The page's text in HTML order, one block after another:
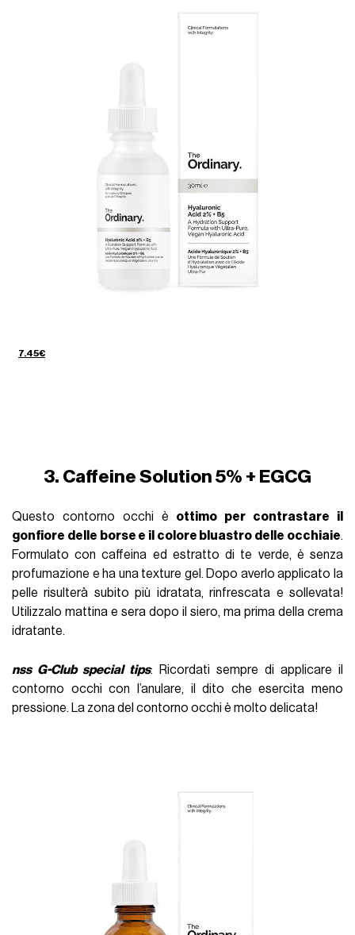
7.45€
3. Caffeine Solution 5% + EGCG
Questo contorno occhi è ottimo per contrastare il
gonfiore delle borse e il colore bluastro delle occhiaie.
Formulato con caffeina ed estratto di te verde, è senza
profumazione e ha una texture gel. Dopo averlo applicato la
pelle risulterà subito più idratata, rinfrescata e sollevata!
Utilizzalo mattina e sera dopo il siero, ma prima della crema
idratante.
nss G-Club special tips: Ricordati sempre di applicare il
contorno occhi con l’anulare, il dito che esercita meno
pressione. La zona del contorno occhi è molto delicata!